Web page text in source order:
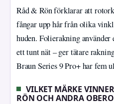
Råd & Rön förklarar att
fångar upp hår från olika
huden. Folierakning
ett tunt nät – ger tätare
Braun Series 9 Pro+ har fem
VILKET MÄRKE
RÖN OCH ANDRA